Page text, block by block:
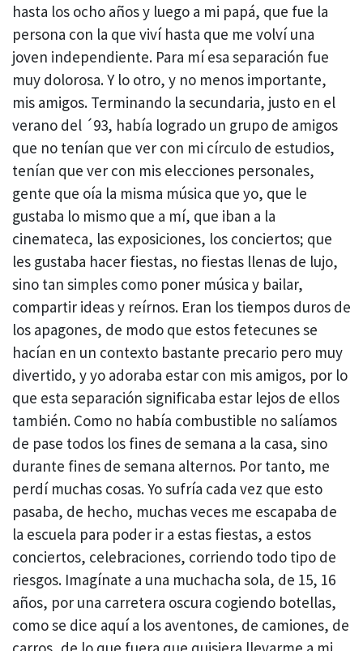
hasta los ocho años y luego a mi papá, que fue la
persona con la que viví hasta que me volví una
joven independiente. Para mí esa separación fue
muy dolorosa. Y lo otro, y no menos importante,
mis amigos. Terminando la secundaria, justo en el
verano del ´93, había logrado un grupo de amigos
que no tenían que ver con mi círculo de estudios,
tenían que ver con mis elecciones personales,
gente que oía la misma música que yo, que le
gustaba lo mismo que a mí, que iban a la
cinemateca, las exposiciones, los conciertos; que
les gustaba hacer fiestas, no fiestas llenas de lujo,
sino tan simples como poner música y bailar,
compartir ideas y reírnos. Eran los tiempos duros de
los apagones, de modo que estos fetecunes se
hacían en un contexto bastante precario pero muy
divertido, y yo adoraba estar con mis amigos, por lo
que esta separación significaba estar lejos de ellos
también. Como no había combustible no salíamos
de pase todos los fines de semana a la casa, sino
durante fines de semana alternos. Por tanto, me
perdí muchas cosas. Yo sufría cada vez que esto
pasaba, de hecho, muchas veces me escapaba de
la escuela para poder ir a estas fiestas, a estos
conciertos, celebraciones, corriendo todo tipo de
riesgos. Imagínate a una muchacha sola, de 15, 16
años, por una carretera oscura cogiendo botellas,
como se dice aquí a los aventones, de camiones, de